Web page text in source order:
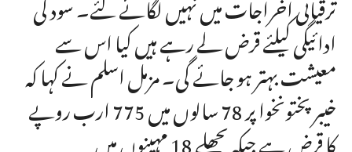
ادائیگی کیلئے قرض لے رہے ہیں کیا اس سے
معیشت بہتر ہو جائے گی۔ مزمل اسلم نے کہا کہ
خیبرپختونخوا پر 78 سالوں میں 775 ارب روپے
کا قرض ہے جبکہ پچھلے 18 مہینوں میں